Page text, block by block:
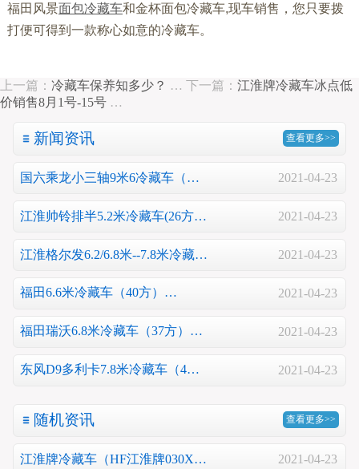
福田风景面包冷藏车和金杯面包冷藏车,现车销售，您只要拨
打便可得到一款称心如意的冷藏车。
上一篇： 冷藏车保养知多少？ … 下一篇： 江淮牌冷藏车冰点低
价销售8月1号-15号 …
新闻资讯 查看更多>>
国六乘龙小三轴9米6冷藏车（… 2021-04-23
江淮帅铃排半5.2米冷藏车(26方… 2021-04-23
江淮格尔发6.2/6.8米--7.8米冷藏… 2021-04-23
福田6.6米冷藏车（40方）… 2021-04-23
福田瑞沃6.8米冷藏车（37方）… 2021-04-23
东风D9多利卡7.8米冷藏车（4… 2021-04-23
随机资讯 查看更多>>
江淮牌冷藏车（HF江淮牌030X… 2021-04-23